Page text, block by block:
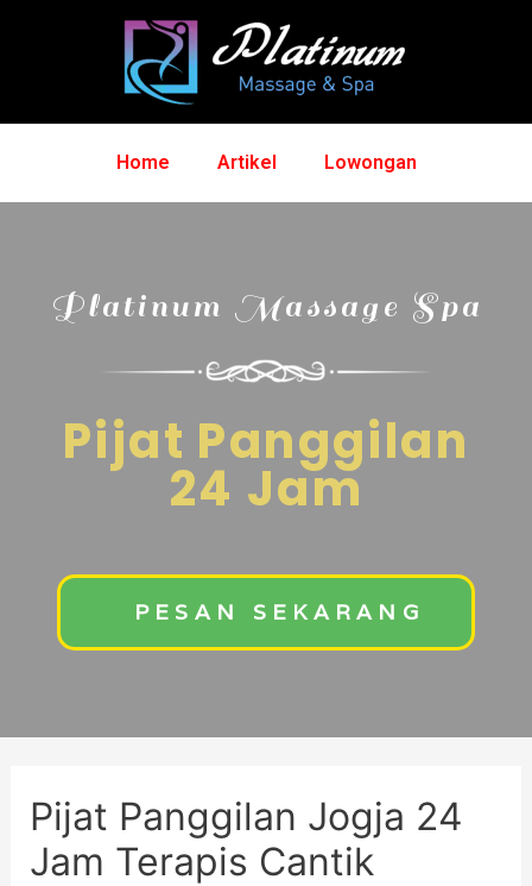
Home Artikel Lowongan
Platinum Massage Spa
Pijat Panggilan
24 Jam
PESAN SEKARANG
Pijat Panggilan Jogja 24
Jam Terapis Cantik